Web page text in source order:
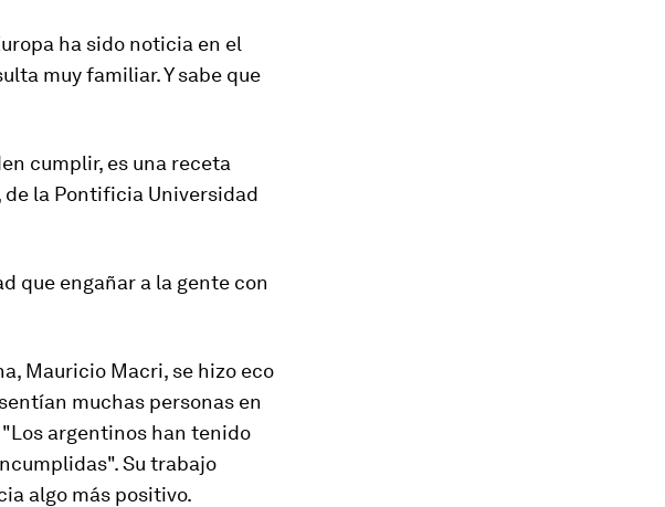
ha sido noticia en el
muy familiar. Y sabe que
cumplir, es una receta
de la Pontificia Universidad
que engañar a la gente con
Mauricio Macri, se hizo eco
muchas personas en
argentinos han tenido
Su trabajo
algo más positivo.